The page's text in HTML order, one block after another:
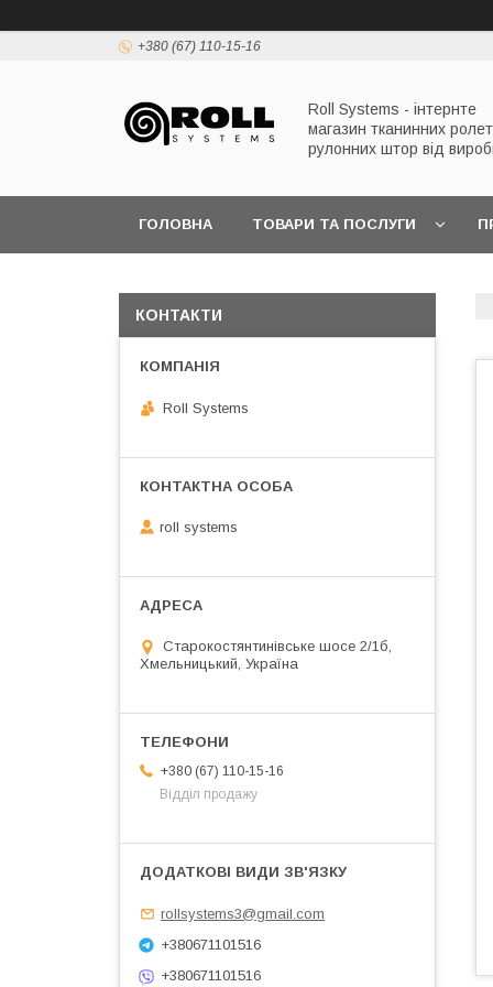
+380 (67) 110-15-16
Roll Systems - інтернте
магазин тканинних
рулонних штор від
ГОЛОВНА ТОВАРИ ТА ПОСЛУГИ
КОНТАКТИ
Roll Systems
roll systems
Старокостянтинівське шосе 2/1б,
Хмельницький, Україна
+380 (67) 110-15-16
Відділ продажу
rollsystems3@gmail.com
+380671101516
+380671101516